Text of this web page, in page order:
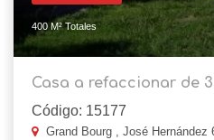
400 M² Totales
Casa a refaccionar de
Código: 15177
Grand Bourg , José Hernández